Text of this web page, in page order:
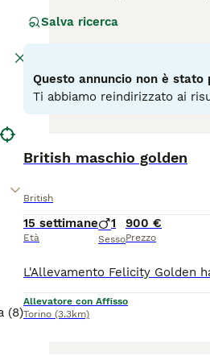
(8)
riconosciuto come una razza
Salva ricerca
Questo annuncio non è
Ti abbiamo reindirizzato ai
British maschio golden
British
15 settimane
Età
1
Sesso
900 €
Prezzo
Allevatore con Affisso
Torino (3.3km)